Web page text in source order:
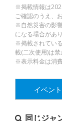
※掲載情報は
ご確認のうえ、
※自然災害の影
になる場合があり
※掲載されてい
載(二次使用)は禁
※表示料金は消
イベン
同じジャ